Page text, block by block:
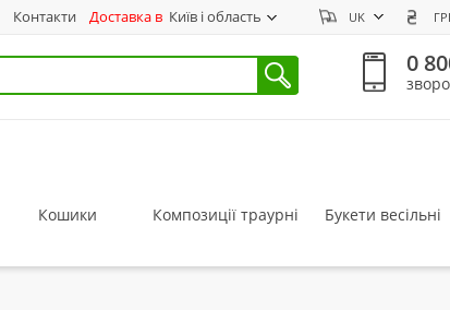
Контакти Доставка в Київ і область UK
0
Кошики Композиції траурні Букети весільні